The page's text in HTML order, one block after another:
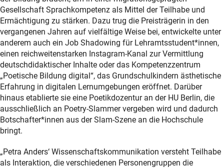
Gesellschaft Sprachkompetenz als Mittel der Teilhabe und
Ermächtigung zu stärken. Dazu trug die Preisträgerin in den
vergangenen Jahren auf vielfältige Weise bei, entwickelte unter
anderem auch ein Job Shadowing für Lehramtsstudent*innen,
einen reichweitenstarken Instagram-Kanal zur Vermittlung
deutschdidaktischer Inhalte oder das Kompetenzzentrum
„Poetische Bildung digital“, das Grundschulkindern ästhetische
Erfahrung in digitalen Lernumgebungen eröffnet. Darüber
hinaus etablierte sie eine Poetikdozentur an der HU Berlin, die
ausschließlich an Poetry-Slammer vergeben wird und dadurch
Botschafter*innen aus der Slam-Szene an die Hochschule
bringt.
„Petra Anders‘ Wissenschaftskommunikation versteht Teilhabe
als Interaktion, die verschiedenen Personengruppen die